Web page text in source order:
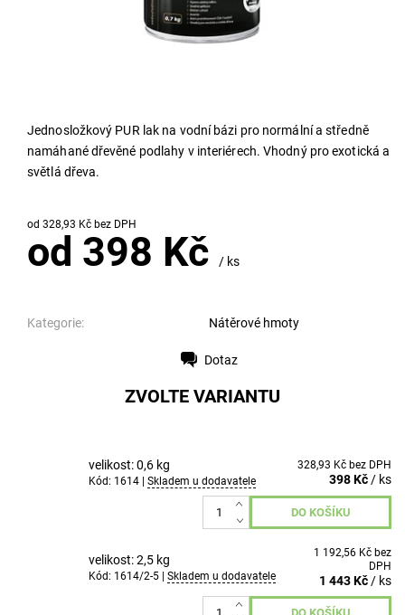
Jednosložkový PUR lak na vodní bázi pro normální a středně
namáhané dřevěné podlahy v interiérech. Vhodný pro exotická a
světlá dřeva.
od 328,93 Kč bez DPH
od 398 Kč / ks
Kategorie: Nátěrové hmoty
Dotaz
ZVOLTE VARIANTU
velikost: 0,6 kg
Kód: 1614 | Skladem u dodavatele
328,93 Kč bez DPH
398 Kč/ ks
velikost: 2,5 kg
Kód: 1614/2-5 | Skladem u dodavatele
1 192,56 Kč bez
DPH
1 443 Kč / ks